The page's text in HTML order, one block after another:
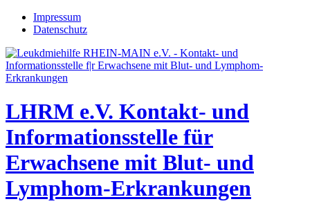
Jump to navigation
Impressum
Datenschutz
LHRM e.V. Kontakt- und
Informationsstelle für
Erwachsene mit Blut- und
Lymphom-Erkrankungen